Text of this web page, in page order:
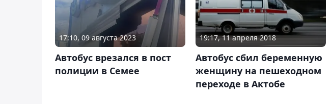
17:10, 09 августа 2023
Автобус врезался в пост
полиции в Семее
19:17, 11 апреля 2018
Автобус сбил беременную
женщину на пешеходном
переходе в Актобе